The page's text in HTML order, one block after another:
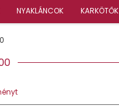
NYAKLÁNCOK KARKÖTŐK